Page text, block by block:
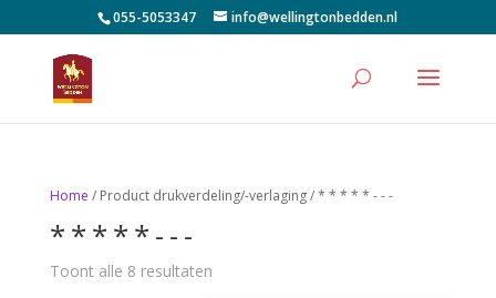
055-5053347 info@wellingtonbedden.nl
Home / Product drukverdeling/-verlaging / * * * * * - - -
* * * * * - - -
Toont alle 8 resultaten